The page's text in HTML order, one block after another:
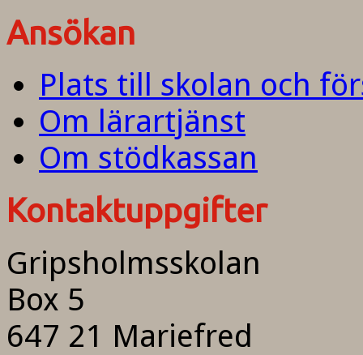
Ansökan
Plats till skolan och
Om lärartjänst
Om stödkassan
Kontaktuppgifter
Gripsholmsskolan
Box 5
647 21 Mariefred